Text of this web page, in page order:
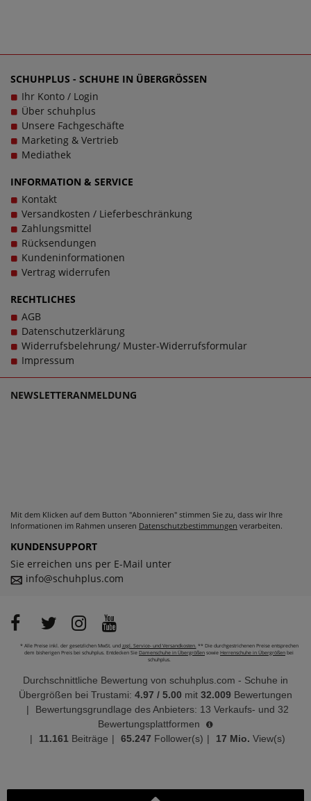
SCHUHPLUS - SCHUHE IN ÜBERGRÖSSEN
Ihr Konto / Login
Über schuhplus
Unsere Fachgeschäfte
Marketing & Vertrieb
Mediathek
INFORMATION & SERVICE
Kontakt
Versandkosten / Lieferbeschränkung
Zahlungsmittel
Rücksendungen
Kundeninformationen
Vertrag widerrufen
RECHTLICHES
AGB
Datenschutzerklärung
Widerrufsbelehrung/ Muster-Widerrufsformular
Impressum
NEWSLETTERANMELDUNG
Mit dem Klicken auf dem Button "Abonnieren" stimmen Sie zu, dass wir Ihre
Informationen im Rahmen unseren Datenschutzbestimmungen verarbeiten.
KUNDENSUPPORT
Sie erreichen uns per E-Mail unter
info@schuhplus.com
* Alle Preise inkl. der gesetzlichen MwSt. und zzgl. Service- und Versandkosten. ** Die durchgestrichenen Preise entsprechen
dem bisherigen Preis bei schuhplus. Entdecken Sie Damenschuhe in Übergrößen sowie Herrenschuhe in Übergrößen bei
schuhplus.
Durchschnittliche Bewertung von schuhplus.com - Schuhe in
Übergrößen bei Trustami: 4.97 / 5.00 mit 32.009 Bewertungen
|
Bewertungsgrundlage des Anbieters: 13 Verkaufs- und 32
Bewertungsplattformen
|
11.161 Beiträge | 65.247 Follower(s) | 17 Mio. View(s)